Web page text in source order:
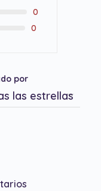
0
0
por